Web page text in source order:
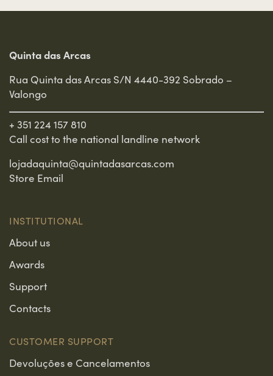
Quinta das Arcas
Rua Quinta das Arcas S/N 4440-392 Sobrado –
Valongo
+ 351 224 157 810
Call cost to the national landline network
lojadaquinta@quintadasarcas.com
Store Email
INSTITUTIONAL
About us
Awards
Support
Contacts
CUSTOMER SUPPORT
Devoluções e Cancelamentos